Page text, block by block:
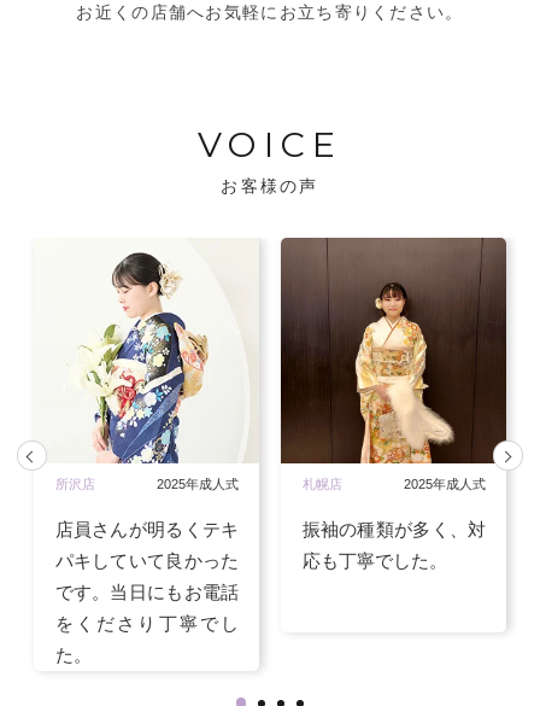
お近くの店舗へお気軽にお立ち寄りください。
VOICE
お客様の声
所沢店 2025年成人式
店員さんが明るくテキ
パキしていて良かった
です。当日にもお電話
をくださり丁寧でし
た。
札幌店 2025年成人式
振袖の種類が多く、対
応も丁寧でした。